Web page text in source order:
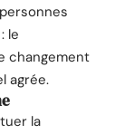
le
changement
agrée.
la